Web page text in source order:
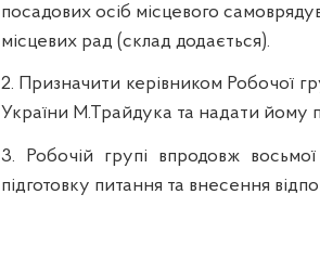
посадових осіб місцевого
місцевих рад (склад додається).
2. Призначити керівником Робочої
України М.Трайдука та надати йому
3. Робочій групі впродовж
підготовку питання та внесення